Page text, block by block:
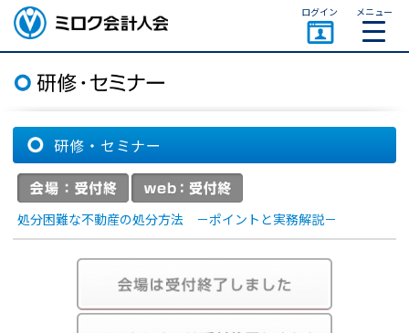
ミロク会計人会 MIROKU
ACCOUNTING PERSON
ASSOCIATION
ログイン メニュー
研修・セミナー
処分困難な不動産の処分方法 －ポイントと実務解説－